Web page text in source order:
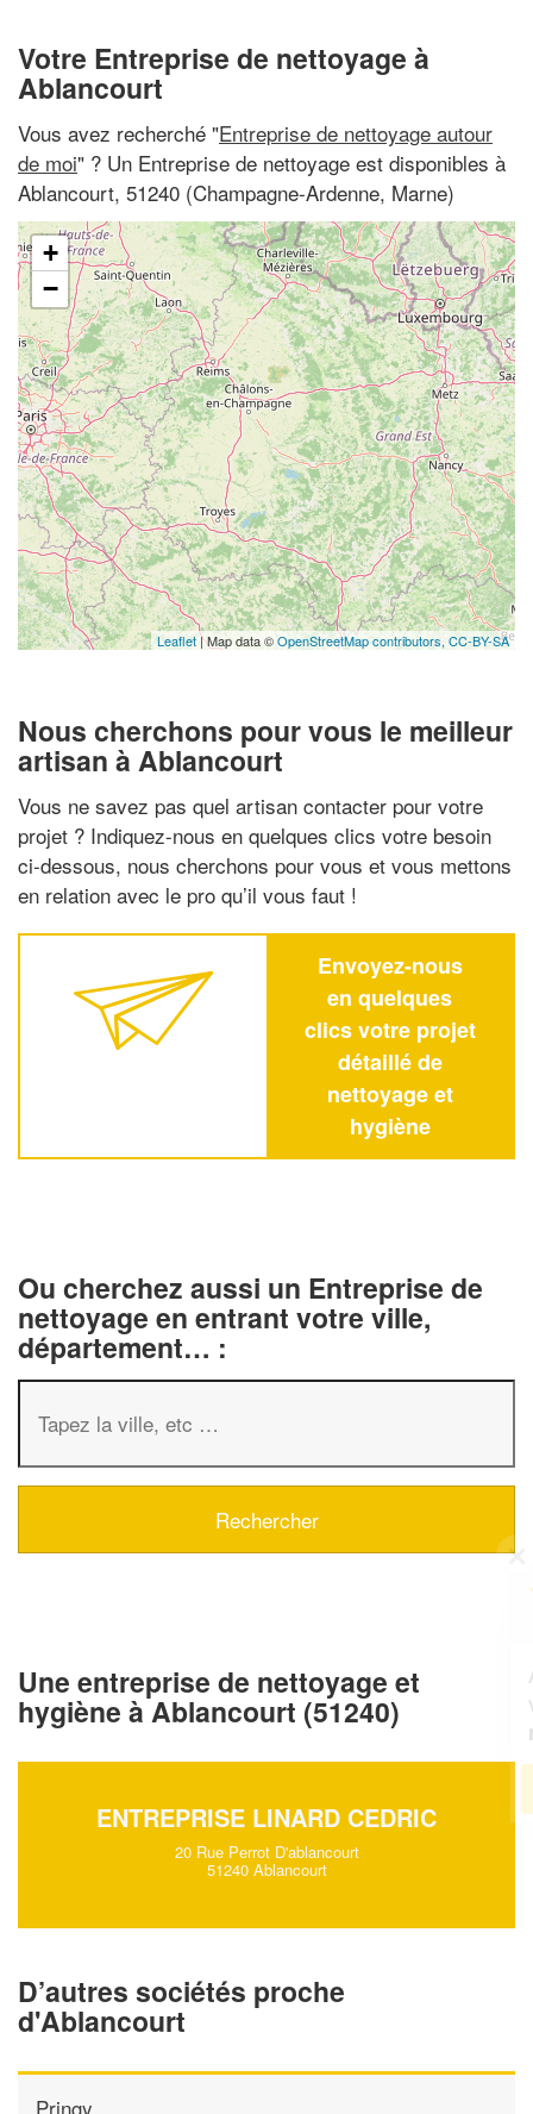
Votre Entreprise de nettoyage à
Ablancourt
Vous avez recherché "Entreprise de nettoyage autour
de moi" ? Un Entreprise de nettoyage est disponibles à
Ablancourt, 51240 (Champagne-Ardenne, Marne)
+
−
Leaflet| Map data ©OpenStreetMap contributors, CC-BY-SA
Nous cherchons pour vous le meilleur
artisan à Ablancourt
Vous ne savez pas quel artisan contacter pour votre
projet ? Indiquez-nous en quelques clics votre besoin
ci-dessous, nous cherchons pour vous et vous mettons
en relation avec le pro qu’il vous faut !
Envoyez-nous
en quelques
clics votre projet
détaillé de
nettoyage et
hygiène
Ou cherchez aussi un Entreprise de
nettoyage en entrant votre ville,
département… :
Une entreprise de nettoyage et
hygiène à Ablancourt (51240)
ENTREPRISE LINARD CEDRIC
20 Rue Perrot D'ablancourt
51240 Ablancourt
D’autres sociétés proche
d'Ablancourt
Pringy
✕
Augmentez votrechiffre d'affaires
vosmargestout en gagnant de
nouveaux clients!